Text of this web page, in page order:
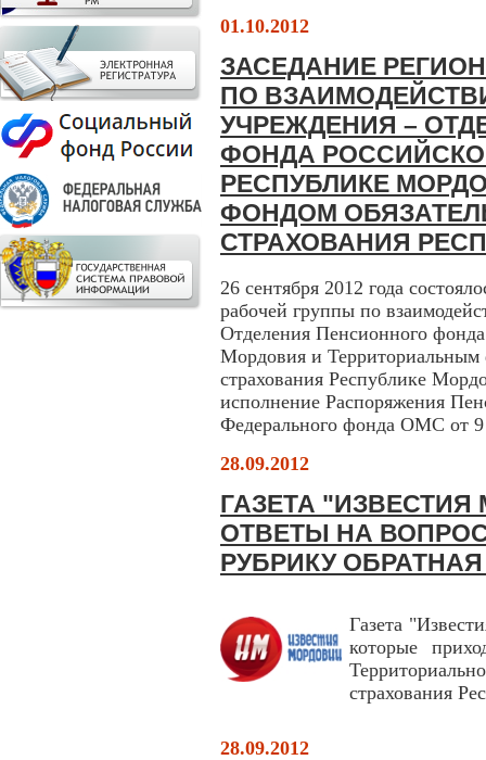
01.10.2012
ЗАСЕДАНИЕ
ПО
УЧРЕЖДЕНИЯ –
ФОНДА
РЕСПУБЛИКЕ
ФОНДОМ
СТРАХОВАНИЯ
26 сентября 2012 года
рабочей группы по
Отделения Пенсионного
Мордовия и Территориальным
страхования Республике
исполнение Распоряжения
Федерального фонда ОМС от 9
28.09.2012
ГАЗЕТА
ОТВЕТЫ НА
РУБРИКУ
Газета
которые
страхования
28.09.2012